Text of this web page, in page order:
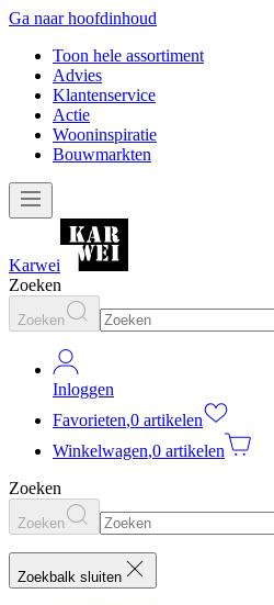
Ga naar hoofdinhoud
Toon hele assortiment
Advies
Klantenservice
Actie
Wooninspiratie
Bouwmarkten
Karwei
Zoeken
Zoeken
Inloggen
Favorieten,0 artikelen
Winkelwagen,0 artikelen
Zoeken
Zoeken
Zoekbalk sluiten